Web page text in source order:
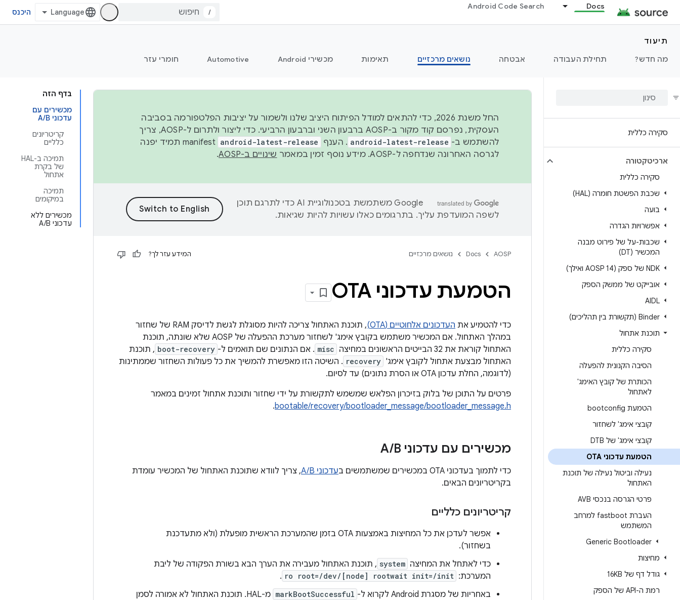
Docs
Android Code Search
/ היכנס
תיעוד
מה חדש?
תחילת העבודה אבטחה נושאים מרכזיים תאימות מכשירי Android Automotive חומרי עזר
סקירה כללית
ארכיטקטורה
סקירה כללית
שכבת הפשטת חומרה (HAL)
בועה
אפשרויות הגדרה
שכבות-על של פירוט מבנה
המכשיר (DT)
NDK של ספק (AOSP 14 ואילך)
אובייקט של ממשק הספק
AIDL
‫Binder (תקשורת בין תהליכים)
תוכנת אתחול
סקירה כללית
הסיבה הקנונית להפעלה
הכותרת של קובץ האימג'
לאתחול
הטמעת bootconfig
קובצי אימג' לשחזור
קובצי אימג' של DTB
הטמעת עדכוני OTA
נעילה וביטול נעילה של תוכנת
האתחול
פרטי הגרסה בנכסי AVB
העברת fastboot למרחב
המשתמש
Generic Bootloader
מחיצות
גודל דף של 16KB
רמת ה-API של הספק
בדף הזה
מכשירים עם
עדכוני A/B
קריטריונים
כלליים
תמיכה ב-HAL
של בקרת
אתחול
תמיכה
במיקומים
מכשירים ללא
עדכוני A/B
החל משנת 2026, כדי להתאים למודל הפיתוח היציב שלנו ולשמור על יציבות הפלטפורמה בסביבה
העסקית, נפרסם קוד מקור ב-AOSP ברבעון השני וברבעון הרביעי. כדי ליצור ולתרום ל-AOSP, צריך
להשתמש ב- android-latest-release . הענף android-latest-release
manifest תמיד יפנה
לגרסה האחרונה שנדחפה ל-AOSP. מידע נוסף זמין במאמר
שינויים ב-AOSP .
‫Google משתמשת בטכנולוגיית AI כדי לתרגם תוכן
לשפה המועדפת עליך. בתרגומים כאלו עשויות להיות שגיאות.
AOSP
Docs נושאים מרכזיים המידע עזר לך?
הטמעת עדכוני OTA
כדי להטמיע את העדכונים אלחוטיים (OTA)
, תוכנת האתחול צריכה להיות מסוגלת לגשת לדיסק RAM של שחזור
במהלך האתחול. אם המכשיר משתמש בקובץ אימג' לשחזור מערכת ההפעלה של AOSP שלא שונתה, תוכנת
האתחול קוראת את 32 הבייטים הראשונים במחיצה
misc . אם הנתונים שם תואמים ל- boot-recovery , תוכנת
האתחול מבצעת אתחול לקובץ אימג' recovery . השיטה הזו מאפשרת להמשיך את כל פעולות השחזור שממתינות
(לדוגמה, החלת עדכון OTA או הסרת נתונים) עד לסיום.
פרטים על התוכן של בלוק בזיכרון הפלאש שמשמש לתקשורת על ידי שחזור ותוכנת אתחול זמינים במאמר
bootable/recovery/bootloader_message/bootloader_message.h
.
מכשירים עם עדכוני A /B
כדי לתמוך בעדכוני OTA במכשירים שמשתמשים ב עדכוני A/B
, צריך לוודא שתוכנת האתחול של המכשיר עומדת
בקריטריונים הבאים.
קריטריונים כלליים
אפשר לעדכן את כל המחיצות באמצעות OTA בזמן שהמערכת הראשית מופעלת (ולא מתעדכנת
בשחזור).
כדי לאתחל את המחיצה system , תוכנת האתחול מעבירה את הערך הבא בשורת הפקודה של ליבת
המערכת: ro root=/dev/[node] rootwait init=/init
.
באחריות של מסגרת Android לקרוא ל-
markBootSuccessful
מ-HAL. תוכנת האתחול לא אמורה לסמן